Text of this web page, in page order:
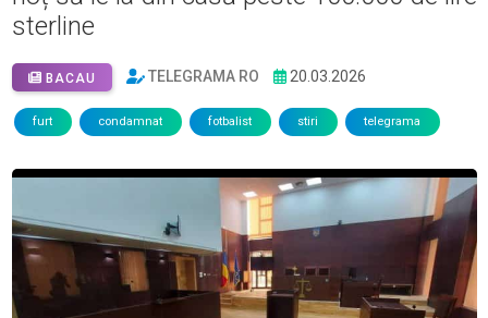
sterline
BACAU TELEGRAMA RO 20.03.2026
furt condamnat fotbalist stiri telegrama